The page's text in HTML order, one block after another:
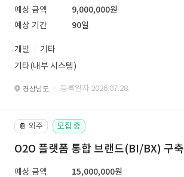
예상 금액
9,000,000원
예상 기간
90일
개발
기타
기타(내부 시스템)
경상남도 · 등록일자 2026.07.28.
📔 외주 모집 중
O2O 플랫폼 통합 브랜드(BI/BX) 구축
예상 금액
15,000,000원